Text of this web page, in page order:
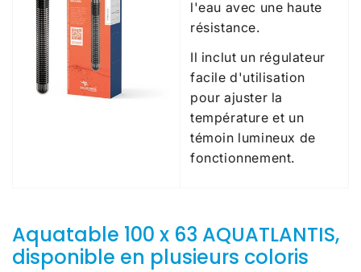
l'eau avec une haute
résistance.
Il inclut un régulateur
facile d'utilisation
pour ajuster la
température et un
témoin lumineux de
fonctionnement.
Aquatable 100 x 63 AQUATLANTIS,
disponible en plusieurs coloris